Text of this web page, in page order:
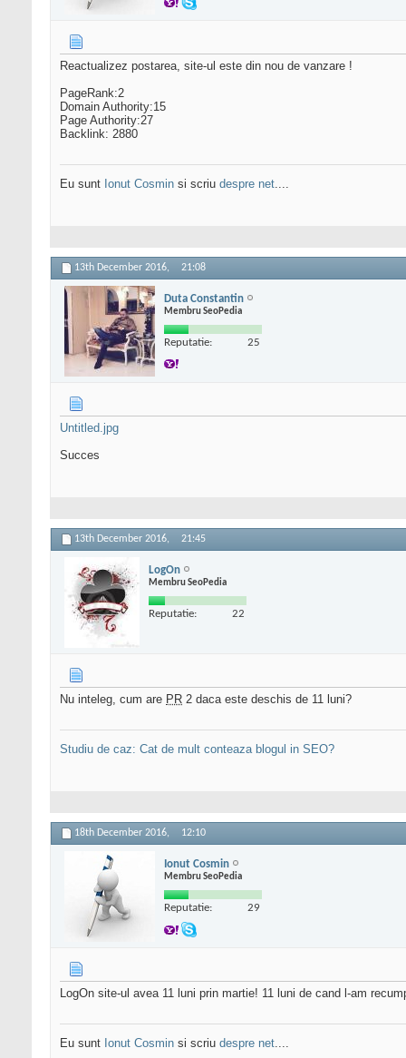
Reactualizez postarea, site-ul este din nou de vanzare !
PageRank:2
Domain Authority:15
Page Authority:27
Backlink: 2880
Eu sunt Ionut Cosmin si scriu despre net....
13th December 2016, 21:08
Duta Constantin
Membru SeoPedia
Reputatie: 25
Untitled.jpg
Succes
13th December 2016, 21:45
LogOn
Membru SeoPedia
Reputatie: 22
Nu inteleg, cum are PR 2 daca este deschis de 11 luni?
Studiu de caz: Cat de mult conteaza blogul in SEO?
18th December 2016, 12:10
Ionut Cosmin
Membru SeoPedia
Reputatie: 29
LogOn site-ul avea 11 luni prin martie! 11 luni de cand l-am
Eu sunt Ionut Cosmin si scriu despre net....